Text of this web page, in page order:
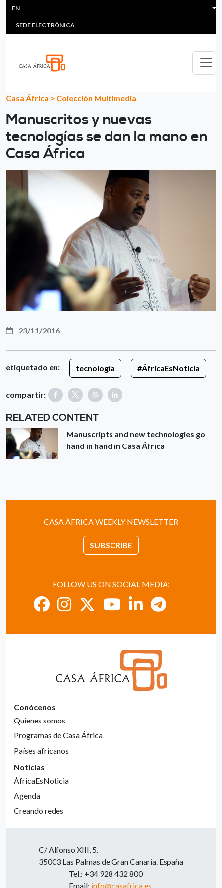
Skip to main content
HEADER MENU
MULTIMEDIA
SEDE ELECTRÓNICA
EN
Casa África > Colección Multimedia
Manuscritos y nuevas
tecnologías se dan la mano en
Casa África
23/11/2016
etiquetado en: tecnología #ÁfricaEsNoticia
compartir:
RELATED CONTENT
Manuscripts and new technologies go
hand in hand in Casa África
CASA ÁFRICA WEEKLY NEWSLETTER
SUBSCRIBE
FOLLOW US ON SOCIAL MEDIA:
Conócenos
Quienes somos
Programas de Casa África
Países africanos
Noticias
ÁfricaEsNoticia
Agenda
Creando redes
C/ Alfonso XIII, 5.
35003 Las Palmas de Gran Canaria. España
Tel.: +34 928 432 800
Email: info@casafrica.es